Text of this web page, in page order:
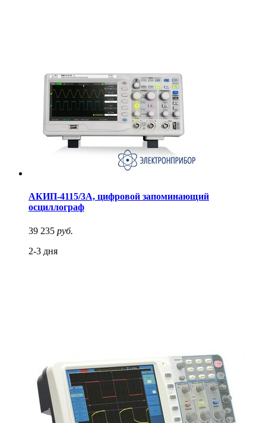
АКИП-4115/3А, цифровой запоминающий
осциллограф
39 235 руб.
2-3 дня